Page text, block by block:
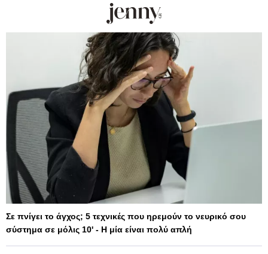
Σε πνίγει το άγχος; 5 τεχνικές που ηρεμούν το νευρικό σου
σύστημα σε μόλις 10' - Η μία είναι πολύ απλή